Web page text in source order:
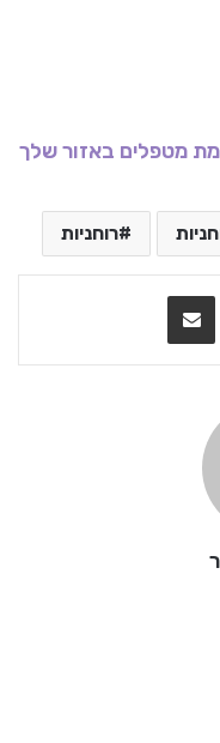
מטפלים באזור שלך
רוחניות
VKontakte